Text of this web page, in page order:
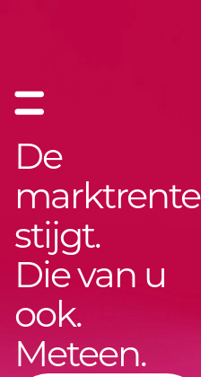
De
marktrente
stijgt.
Die van u
ook.
Meteen.